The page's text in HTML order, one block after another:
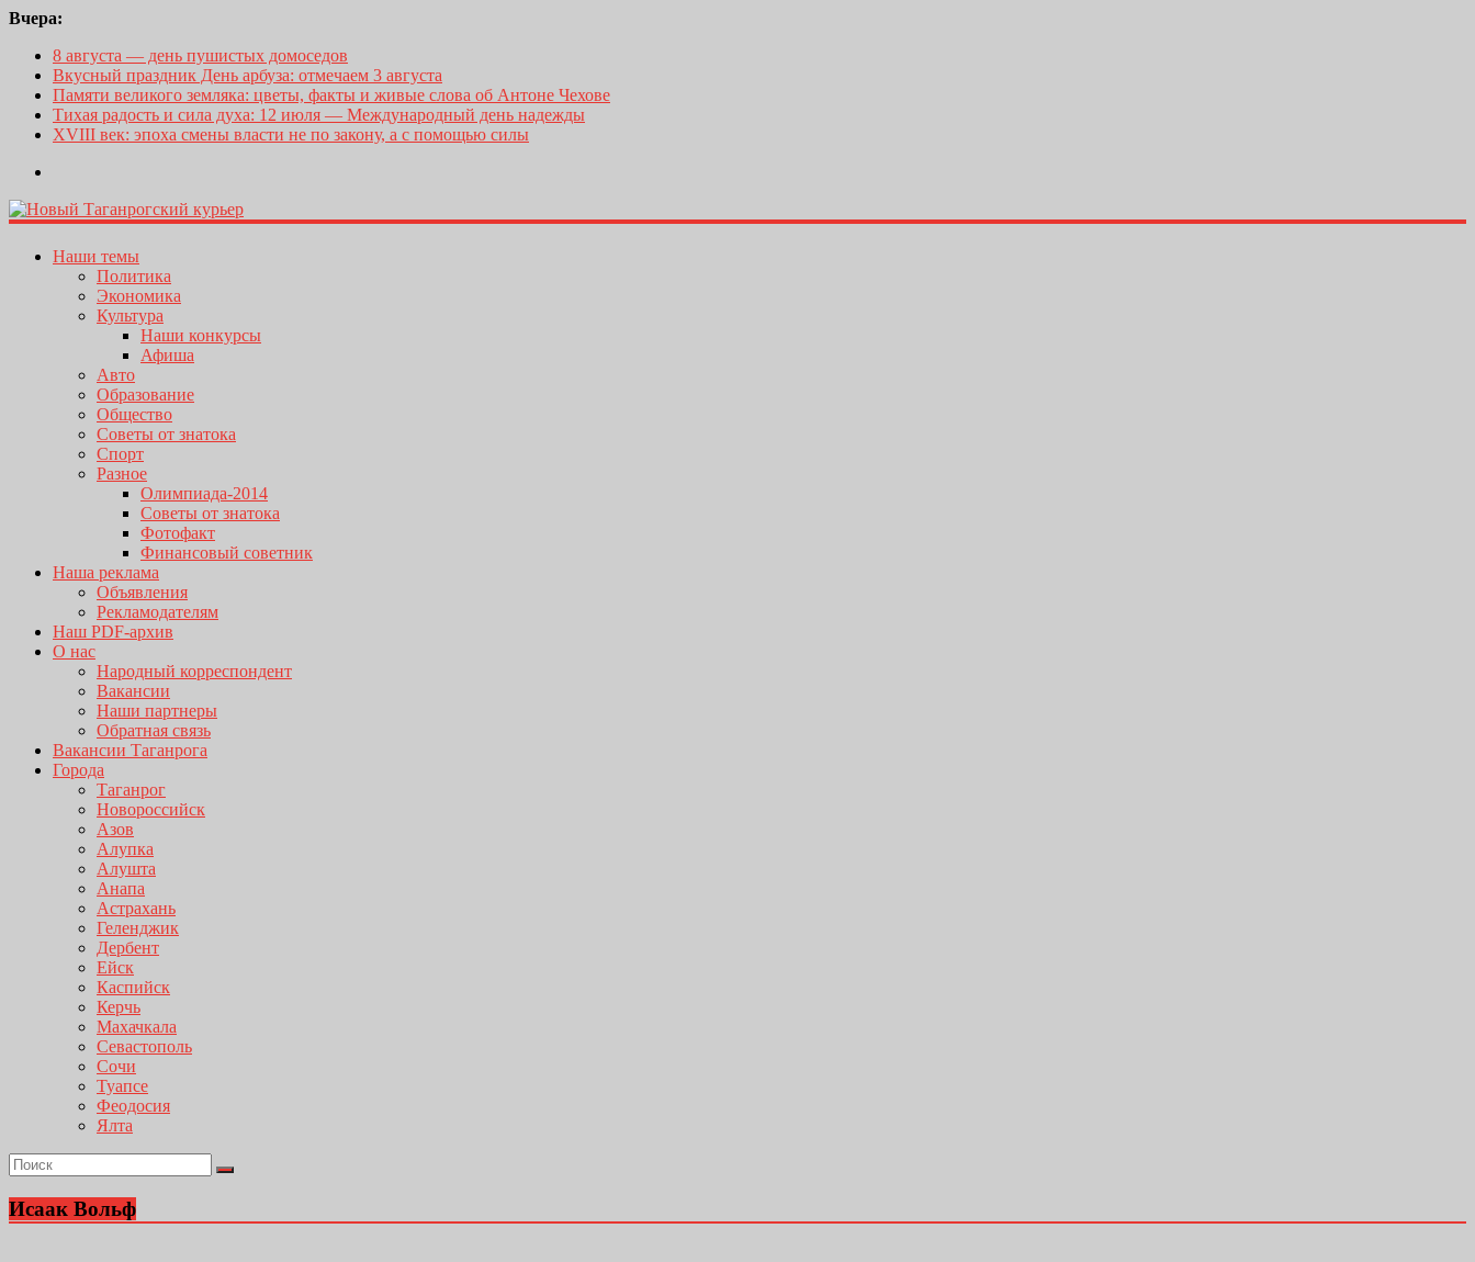
Вчера:
8 августа — день пушистых домоседов
Вкусный праздник День арбуза: отмечаем 3 августа
Памяти великого земляка: цветы, факты и живые слова об Антоне Чехове
Тихая радость и сила духа: 12 июля — Международный день надежды
XVIII век: эпоха смены власти не по закону, а с помощью силы
Наши темы
Политика
Экономика
Культура
Наши конкурсы
Афиша
Авто
Образование
Общество
Советы от знатока
Спорт
Разное
Олимпиада-2014
Советы от знатока
Фотофакт
Финансовый советник
Наша реклама
Объявления
Рекламодателям
Наш PDF-архив
О нас
Народный корреспондент
Вакансии
Наши партнеры
Обратная связь
Вакансии Таганрога
Города
Таганрог
Новороссийск
Азов
Алупка
Алушта
Анапа
Астрахань
Геленджик
Дербент
Ейск
Каспийск
Керчь
Махачкала
Севастополь
Сочи
Туапсе
Феодосия
Ялта
Исаак Вольф